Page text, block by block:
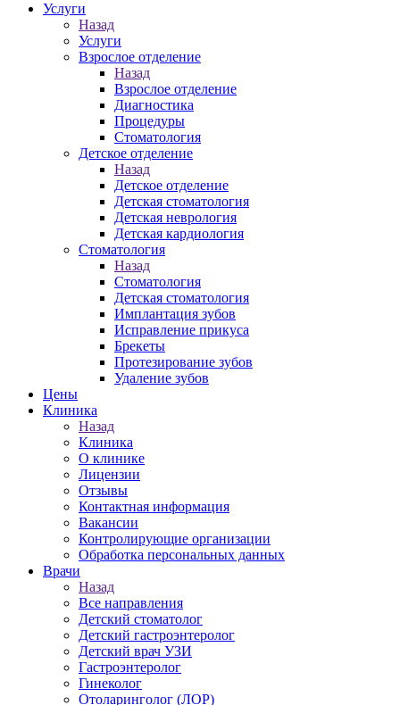
Услуги
Назад
Услуги
Взрослое отделение
Назад
Взрослое отделение
Диагностика
Процедуры
Стоматология
Детское отделение
Назад
Детское отделение
Детская стоматология
Детская неврология
Детская кардиология
Стоматология
Назад
Стоматология
Детская стоматология
Имплантация зубов
Исправление прикуса
Брекеты
Протезирование зубов
Удаление зубов
Цены
Клиника
Назад
Клиника
О клинике
Лицензии
Отзывы
Контактная информация
Вакансии
Контролирующие организации
Обработка персональных данных
Врачи
Назад
Все направления
Детский стоматолог
Детский гастроэнтеролог
Детский врач УЗИ
Гастроэнтеролог
Гинеколог
Отоларинголог (ЛОР)